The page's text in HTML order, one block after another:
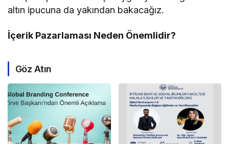
altın ipucuna da yakından bakacağız.
İçerik Pazarlaması Neden Önemlidir?
Göz Atın